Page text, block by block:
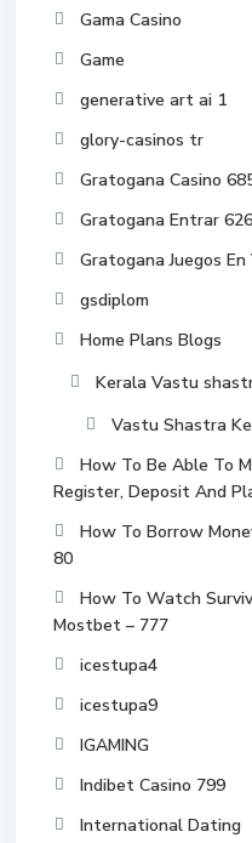
Gama Casino
Game
generative art ai 1
glory-casinos tr
Gratogana Casino
Gratogana Entrar 626
Gratogana Juegos
gsdiplom
Home Plans Blogs
Kerala Vastu
Vastu Shastra
How To Be Able To
Register, Deposit And
How To Borrow
80
How To Watch
Mostbet – 777
icestupa4
icestupa9
IGAMING
Indibet Casino 799
International Dating